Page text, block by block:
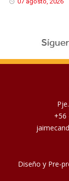
+56
Diseño y Pre-